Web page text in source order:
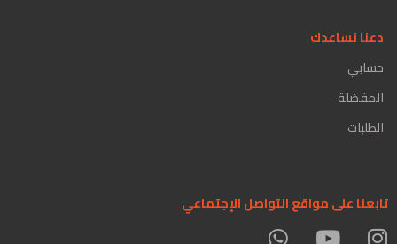
دعنا نساعدك
حسابي
المفضلة
الطلبات
تابعنا على مواقع التواصل الإجتماعي